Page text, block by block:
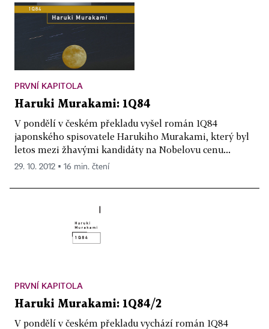
PRVNÍ KAPITOLA
Haruki Murakami: 1Q84
V pondělí v českém překladu vyšel román 1Q84
japonského spisovatele Harukiho Murakami, který byl
letos mezi žhavými kandidáty na Nobelovu cenu...
29. 10. 2012 ▪ 16 min. čtení
PRVNÍ KAPITOLA
Haruki Murakami: 1Q84/2
V pondělí v českém překladu vychází román 1Q84